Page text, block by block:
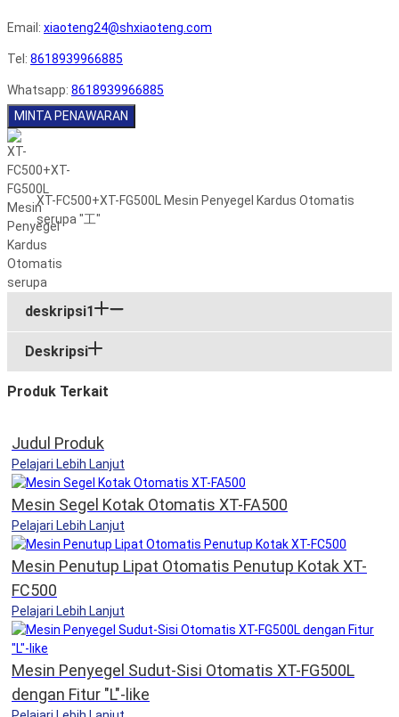
Email: xiaoteng24@shxiaoteng.com
Tel: 8618939966885
Whatsapp: 8618939966885
MINTA PENAWARAN
XT-FC500+XT-FG500L Mesin Penyegel Kardus Otomatis
serupa "工"
deskripsi1
Deskripsi
Produk Terkait
Judul Produk
Pelajari Lebih Lanjut
Mesin Segel Kotak Otomatis XT-FA500
Pelajari Lebih Lanjut
Mesin Penutup Lipat Otomatis Penutup Kotak XT-
FC500
Pelajari Lebih Lanjut
Mesin Penyegel Sudut-Sisi Otomatis XT-FG500L
dengan Fitur "L"-like